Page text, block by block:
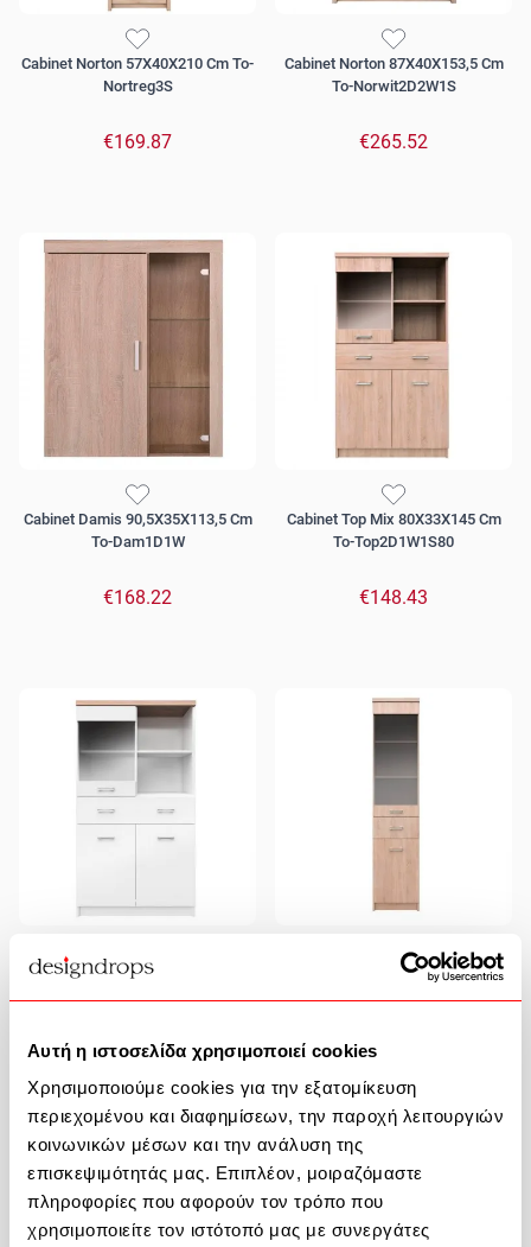
Αυτή η ιστοσελίδα χρησιμοποιεί cookies
Χρησιμοποιούμε cookies για την εξατομίκευση
περιεχομένου και διαφημίσεων, την παροχή λειτουργιών
κοινωνικών μέσων και την ανάλυση της
επισκεψιμότητάς μας. Επιπλέον, μοιραζόμαστε
πληροφορίες που αφορούν τον τρόπο που
χρησιμοποιείτε τον ιστότοπό μας με συνεργάτες
Cabinet Norton 57X40X210 Cm To-
Nortreg3S
€169.87
Cabinet Norton 87X40X153,5 Cm
To-Norwit2D2W1S
€265.52
Cabinet Damis 90,5X35X113,5 Cm
To-Dam1D1W
€168.22
Cabinet Top Mix 80X33X145 Cm
To-Top2D1W1S80
€148.43
Cabinet Top Mix 80X33X145 Cm
To-Top2D1W1S80W
€148.43
Cabinet Top Mix 1D1W1S
40X33X183 Cm To-1D1W1S
€116.27